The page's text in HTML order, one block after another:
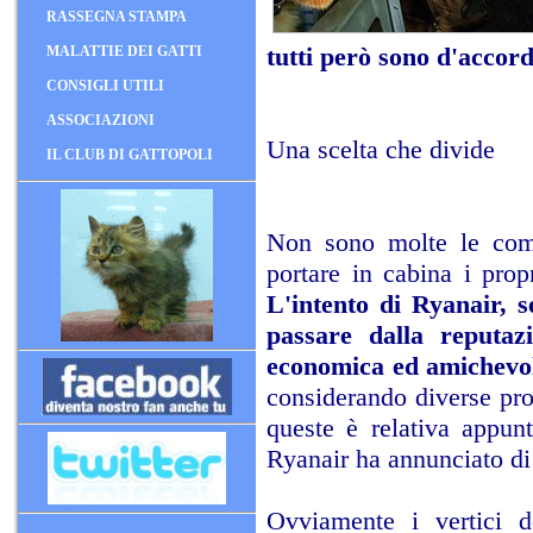
RASSEGNA STAMPA
MALATTIE DEI GATTI
CONSIGLI UTILI
ASSOCIAZIONI
IL CLUB DI GATTOPOLI
tutti però sono
Una scelta che divide
Non sono molte le
portare in cabina i
L'intento di Ryanair,
passare dalla
economica ed
considerando diverse
queste è relativa
Ryanair ha annunciato
Ovviamente i vertici